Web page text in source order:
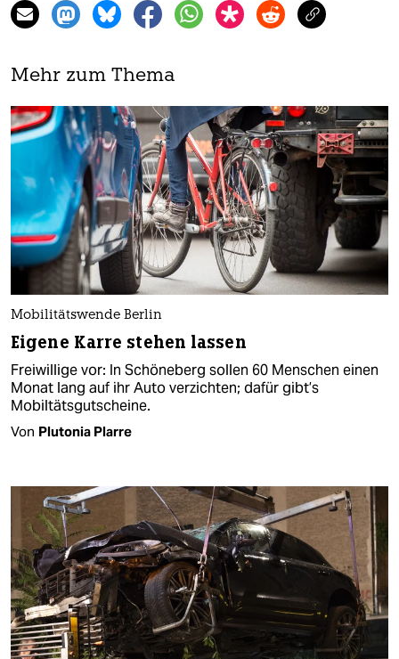
Mehr zum Thema
Mobilitätswende Berlin
Eigene Karre stehen lassen
Freiwillige vor: In Schöneberg sollen 60 Menschen einen
Monat lang auf ihr Auto verzichten; dafür gibt’s
Mobiltätsgutscheine.
Von Plutonia Plarre